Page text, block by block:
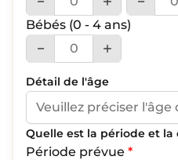
Bébés (0 - 4 ans)
Détail de l'âge
Quelle est la période et
Période prévue *